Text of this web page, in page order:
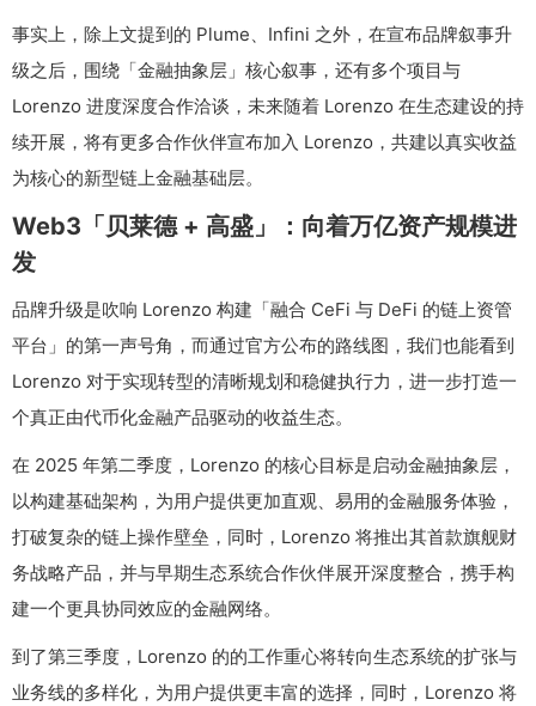
事实上，除上文提到的 Plume、Infini 之外，在宣布品牌叙事升
级之后，围绕「金融抽象层」核心叙事，还有多个项目与
Lorenzo 进度深度合作洽谈，未来随着 Lorenzo 在生态建设的持
续开展，将有更多合作伙伴宣布加入 Lorenzo，共建以真实收益
为核心的新型链上金融基础层。
Web3「贝莱德 + 高盛」：向着万亿资产规模进
发
品牌升级是吹响 Lorenzo 构建「融合 CeFi 与 DeFi 的链上资管
平台」的第一声号角，而通过官方公布的路线图，我们也能看到
Lorenzo 对于实现转型的清晰规划和稳健执行力，进一步打造一
个真正由代币化金融产品驱动的收益生态。
在 2025 年第二季度，Lorenzo 的核心目标是启动金融抽象层，
以构建基础架构，为用户提供更加直观、易用的金融服务体验，
打破复杂的链上操作壁垒，同时，Lorenzo 将推出其首款旗舰财
务战略产品，并与早期生态系统合作伙伴展开深度整合，携手构
建一个更具协同效应的金融网络。
到了第三季度，Lorenzo 的的工作重心将转向生态系统的扩张与
业务线的多样化，为用户提供更丰富的选择，同时，Lorenzo 将